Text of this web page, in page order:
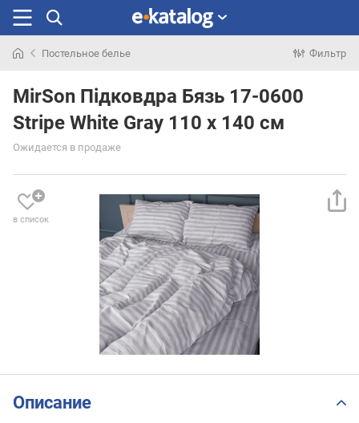
раньше
Постельное белье Фильтр
MirSon Підковдра Бязь 17-0600
Stripe White Gray 110 x 140 см
Ожидается в продаже
в список
Описание